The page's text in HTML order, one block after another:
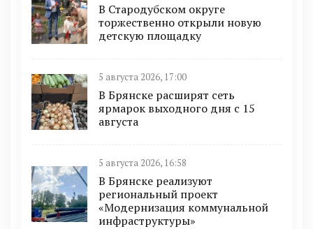
В Стародубском округе
торжественно открыли новую
детскую площадку
5 августа 2026, 17:00
В Брянске расширят сеть
ярмарок выходного дня с 15
августа
5 августа 2026, 16:58
В Брянске реализуют
региональный проект
«Модернизация коммунальной
инфраструктуры»